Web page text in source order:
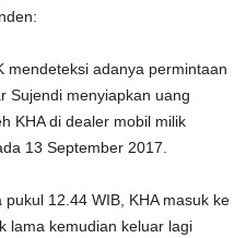
mendeteksi adanya permintaan
Sujendi menyiapkan uang
KHA di dealer mobil milik
13 September 2017.
12.44 WIB, KHA masuk ke
lama kemudian keluar lagi